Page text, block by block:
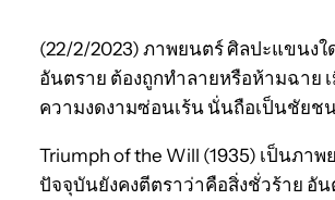
(22/2/2023) ภาพยนตร์ ศิลปะแขนงใ
อันตราย ต้องถูกทำลายหรือห้ามฉาย
ความงดงามซ่อนเร้น นั่นถือเป็นชัยช
Triumph of the Will (1935) เป็นภ
ปัจจุบันยังคงตีตราว่าคือสิ่งชั่วร้าย อั